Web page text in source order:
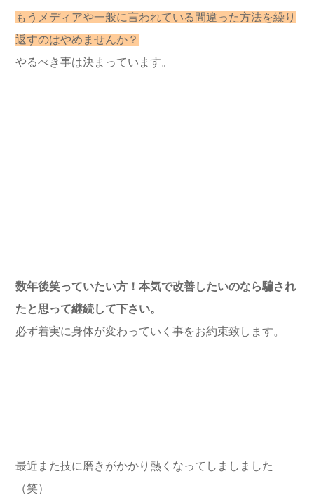
もうメディアや一般に言われている間違った方法を繰り
返すのはやめませんか？
やるべき事は決まっています。
数年後笑っていたい方！本気で改善したいのなら騙され
たと思って継続して下さい。
必ず着実に身体が変わっていく事をお約束致します。
最近また技に磨きがかかり熱くなってしましました
（笑）